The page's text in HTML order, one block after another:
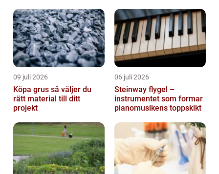
09 juli 2026
Köpa grus så väljer du
rätt material till ditt
projekt
06 juli 2026
Steinway flygel –
instrumentet som formar
pianomusikens toppskikt